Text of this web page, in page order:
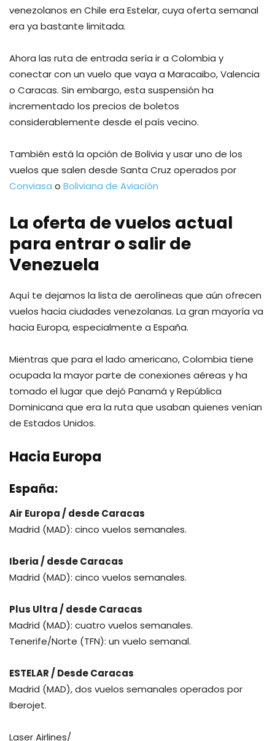
venezolanos en Chile era Estelar, cuya oferta semanal
era ya bastante limitada.
Ahora las ruta de entrada sería ir a Colombia y
conectar con un vuelo que vaya a Maracaibo, Valencia
o Caracas. Sin embargo, esta suspensión ha
incrementado los precios de boletos
considerablemente desde el país vecino.
También está la opción de Bolivia y usar uno de los
vuelos que salen desde Santa Cruz operados por
Conviasa o Boliviana de Aviación
La oferta de vuelos actual
para entrar o salir de
Venezuela
Aquí te dejamos la lista de aerolíneas que aún ofrecen
vuelos hacia ciudades venezolanas. La gran mayoría va
hacia Europa, especialmente a España.
Mientras que para el lado americano, Colombia tiene
ocupada la mayor parte de conexiones aéreas y ha
tomado el lugar que dejó Panamá y República
Dominicana que era la ruta que usaban quienes venían
de Estados Unidos.
Hacia Europa
España:
Air Europa / desde Caracas
Madrid (MAD): cinco vuelos semanales.
Iberia / desde Caracas
Madrid (MAD): cinco vuelos semanales.
Plus Ultra / desde Caracas
Madrid (MAD): cuatro vuelos semanales.
Tenerife/Norte (TFN): un vuelo semanal.
ESTELAR / Desde Caracas
Madrid (MAD), dos vuelos semanales operados por
Iberojet.
Laser Airlines/